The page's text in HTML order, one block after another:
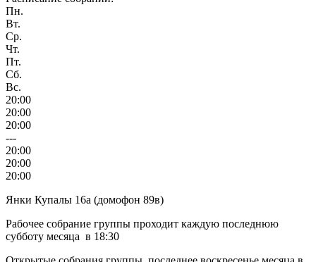
Пн.
Вт.
Ср.
Чт.
Пт.
Сб.
Вс.
20:00
20:00
20:00
---
20:00
20:00
20:00
Янки Купалы 16а (домофон 89в)
Рабочее собрание группы проходит каждую последнюю
субботу месяца в 18:30